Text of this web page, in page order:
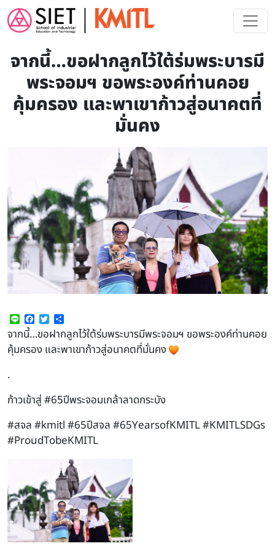
Skip to main content
จากนี้…ขอฝากลูกไว้ใต้ร่มพระบารมี
พระจอมฯ ขอพระองค์ท่านคอย
คุ้มครอง และพาเขาก้าวสู่อนาคตที่
มั่นคง
Line Facebook
Twitter
จากนี้…ขอฝากลูกไว้ใต้ร่มพระบารมีพระจอมฯ ขอพระองค์ท่านคอย
คุ้มครอง และพาเขาก้าวสู่อนาคตที่มั่นคง
.
ก้าวเข้าสู่#65ปีพระจอมเกล้าลาดกระบัง
#สจล#kmitl#65ปีสจล#65YearsofKMITL#KMITLSDGs
#ProudTobeKMITL